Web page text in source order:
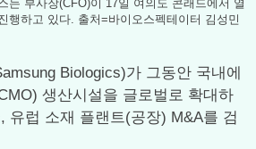
는 부사장(CFO)이 17일 여의도 콘래드에서 열
행하고 있다. 출처=바이오스펙테이터 김성민
Biologics)가 그동안 국내에
생산시설을 글로벌로 확대하
유럽 소재 플랜트(공장) M&A를 검